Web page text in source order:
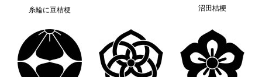
糸輪に豆桔梗 沼田桔梗